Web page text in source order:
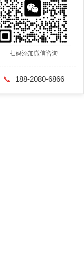
扫码添加微信咨询
📞 188-2080-6866